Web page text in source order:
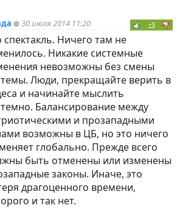
30 июля 2014 11:20 +5
спектакль. Ничего там не
Никакие системные
невозможны без смены
Люди, прекращайте верить в
и начинайте мыслить
Балансирование между
и прозападными
возможны в ЦБ, но это ничего
глобально. Прежде всего
быть отменены или изменены
законы. Иначе, это
драгоценного времени,
и так нет.